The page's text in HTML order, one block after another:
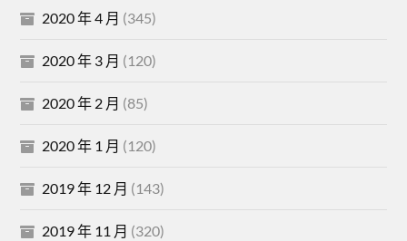
2020 年 4 月 (345)
2020 年 3 月 (120)
2020 年 2 月 (85)
2020 年 1 月 (120)
2019 年 12 月 (143)
2019 年 11 月 (320)